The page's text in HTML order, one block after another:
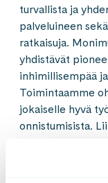
turvallista ja
palveluineen
ratkaisuja.
yhdistävät
inhimillisempää
Toimintaamme
jokaiselle hyvä
onnistumisista.
Helsinki Oy:ssä.